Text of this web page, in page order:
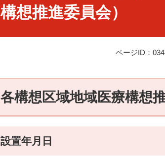
構想推進委員会）
ページID：
各構想区域地域医療構想
設置年月日